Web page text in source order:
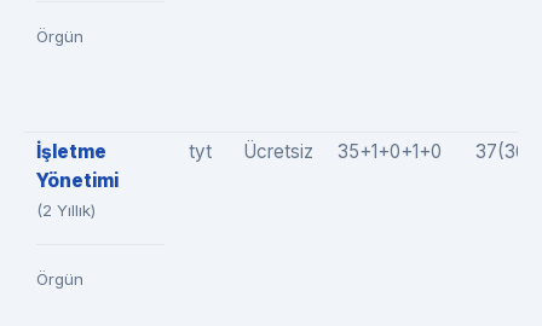
Örgün
İşletme
Yönetimi
(2 Yıllık)
Örgün
tyt Ücretsiz 35+1+0+1+0